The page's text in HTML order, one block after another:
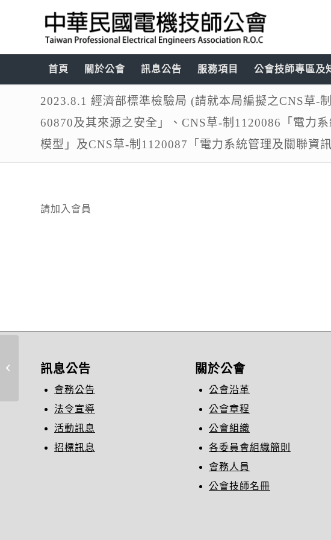
首頁 關於公會 訊息公告 服務項目 公會技師專區及
2023.8.1 經濟部標準檢驗局 (請就本局編擬之CNS草-
60870及其來源之安全」、CNS草-制1120086「電力
模型」及CNS草-制1120087「電力系統管理及關聯資
請加入會員
訊息公告
會務公告
法令宣導
活動訊息
招標訊息
關於公會
公會沿革
公會章程
公會組織
各委員會組織簡則
會務人員
公會技師名冊
2023.7.28 中華民國企業永續發展
協會 (為協助臺灣企業節能...